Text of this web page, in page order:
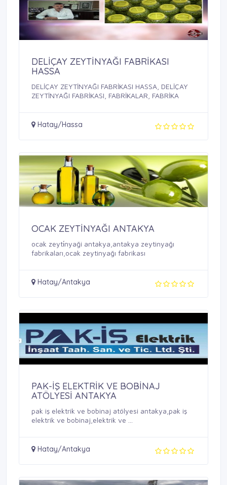
DELİÇAY ZEYTİNYAĞI FABRİKASI
HASSA
DELİÇAY ZEYTİNYAĞI FABRİKASI HASSA, DELİÇAY
ZEYTİNYAĞI FABRİKASI, FABRİKALAR, FABRİKA
Hatay/Hassa
OCAK ZEYTİNYAĞI ANTAKYA
ocak zeyti̇nyaği antakya,antakya zeytinyağı
fabrikaları,ocak zeytinyağı fabrikası
Hatay/Antakya
PAK-İŞ ELEKTRİK VE BOBİNAJ
ATÖLYESİ ANTAKYA
pak iş elektrik ve bobinaj atölyesi antakya,pak iş
elektrik ve bobinaj,elektrik ve ...
Hatay/Antakya